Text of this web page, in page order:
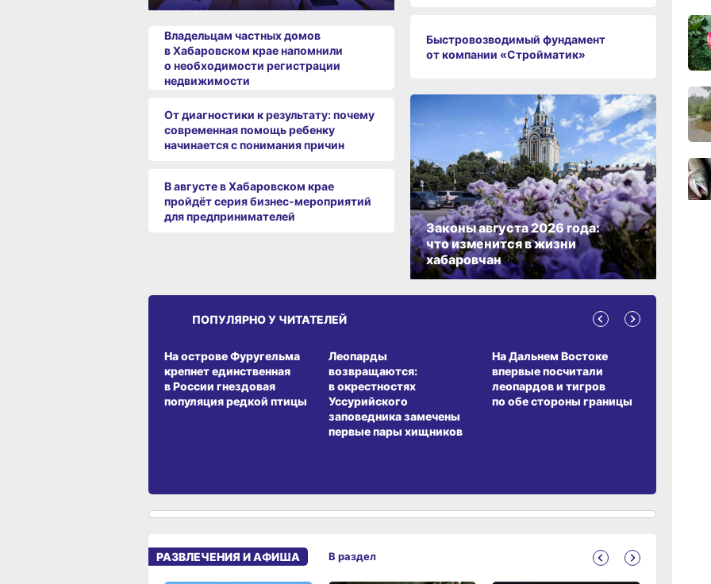
Владельцам частных домов
в Хабаровском крае напомнили
о необходимости регистрации
недвижимости
От диагностики к результату: почему
современная помощь ребенку
начинается с понимания причин
В августе в Хабаровском крае
пройдёт серия бизнес‑мероприятий
для предпринимателей
Быстровозводимый фундамент
от компании «Стройматик»
Законы августа 2026 года:
что изменится в жизни
хабаровчан
ПОПУЛЯРНО У ЧИТАТЕЛЕЙ
На острове Фуругельма
крепнет единственная
в России гнездовая
популяция редкой птицы
Леопарды
возвращаются:
в окрестностях
Уссурийского
заповедника замечены
первые пары хищников
На Дальнем Востоке
впервые посчитали
леопардов и тигров
по обе стороны границы
РАЗВЛЕЧЕНИЯ И АФИША В раздел
10:10,